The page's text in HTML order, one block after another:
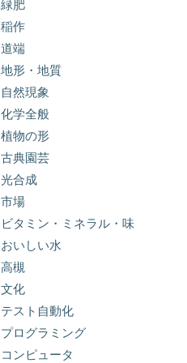
緑肥
稲作
道端
地形・地質
自然現象
化学全般
植物の形
古典園芸
光合成
市場
ビタミン・ミネラル・味
おいしい水
高槻
文化
テスト自動化
プログラミング
コンピュータ